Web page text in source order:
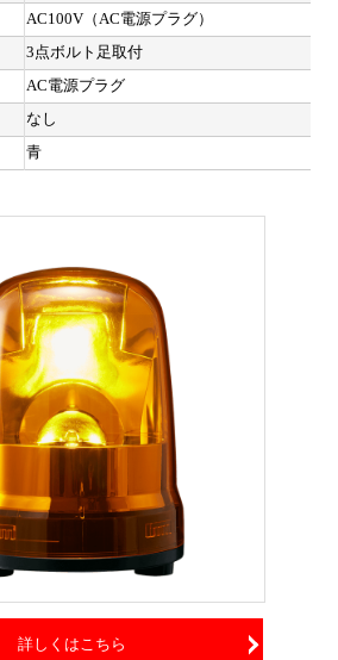
AC100V（AC電源プラグ）
3点ボルト足取付
AC電源プラグ
なし
青
詳しくはこちら